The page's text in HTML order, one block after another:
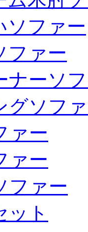
ソファー
ファー
ナーソ
グソフ
ァー
ァー
ファー
ット